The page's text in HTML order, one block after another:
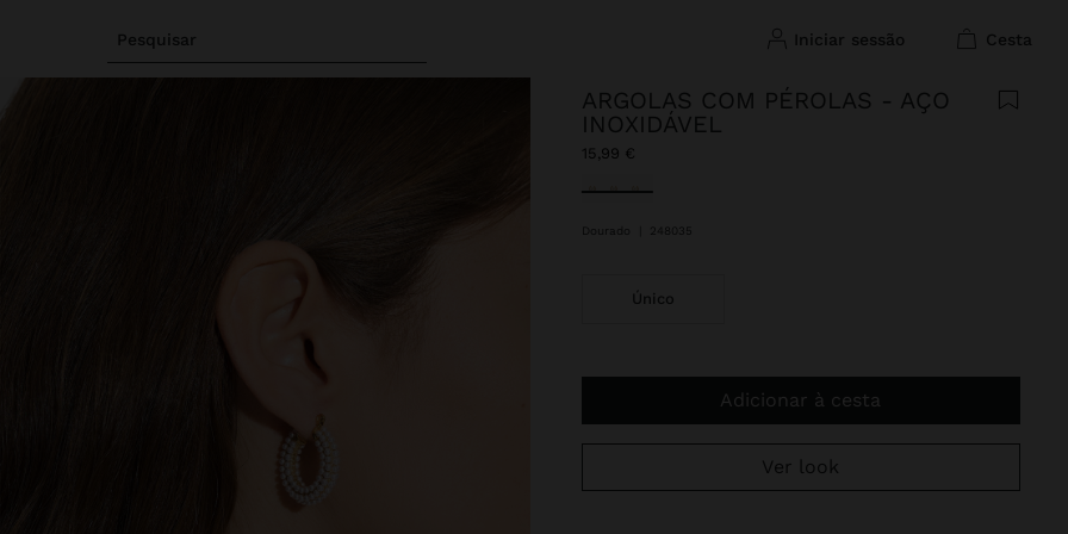
Pesquisar iniciar sessão cesta
ARGOLAS COM PÉROLAS - AÇO
INOXIDÁVEL
15,99 €
Selecionado
Dourado 248035
Único
Adicionar à cesta
Ver look